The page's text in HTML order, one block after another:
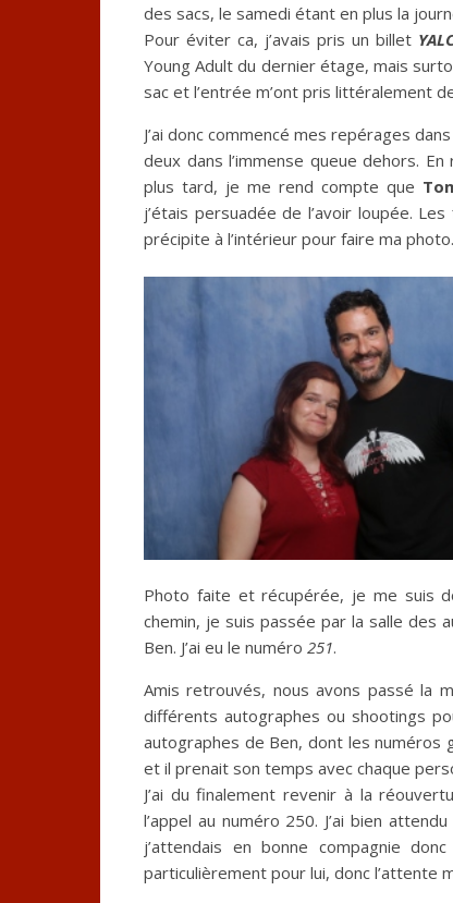
des sacs, le samedi étant en plus la
Pour éviter ca, j’avais pris un billet
Young Adult du dernier étage, mais
sac et l’entrée m’ont pris littéralement
J’ai donc commencé mes repérages
deux dans l’immense queue dehors.
plus tard, je me rend compte que
j’étais persuadée de l’avoir loupée.
précipite à l’intérieur pour faire ma photo.
Photo faite et récupérée, je me suis
chemin, je suis passée par la salle des
Ben. J’ai eu le numéro 251.
Amis retrouvés, nous avons passé la
différents autographes ou shootings
autographes de Ben, dont les numéros
et il prenait son temps avec chaque
J’ai du finalement revenir à la
l’appel au numéro 250. J’ai bien
j’attendais en bonne compagnie
particulièrement pour lui, donc l’attente